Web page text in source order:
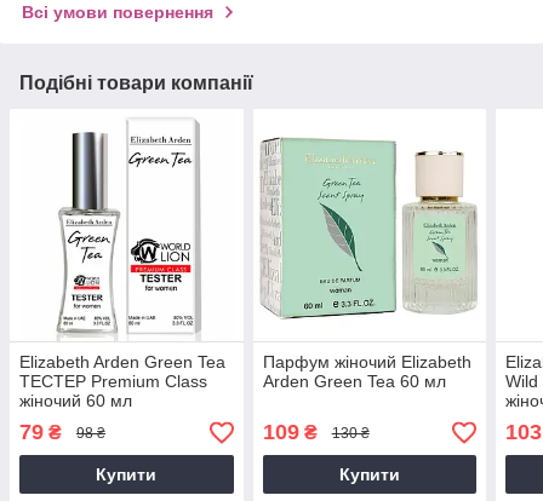
Всі умови повернення
Подібні товари компанії
Elizabeth Arden Green Tea
ТЕСТЕР Premium Class
жіночий 60 мл
79 ₴ 98 ₴
Купити
Парфум жіночий Elizabeth
Arden Green Tea 60 мл
109₴ 130 ₴
Купити
103